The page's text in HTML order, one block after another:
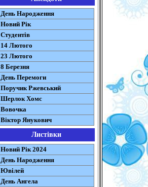
День Народження
Новий Рік
Студентів
14 Лютого
23 Лютого
8 Березня
День Перемоги
Поручик Ржевський
Шерлок Хомс
Вовочка
Віктор Янукович
Листівки
Новий Рік 2024
День Народження
Ювілей
День Ангела